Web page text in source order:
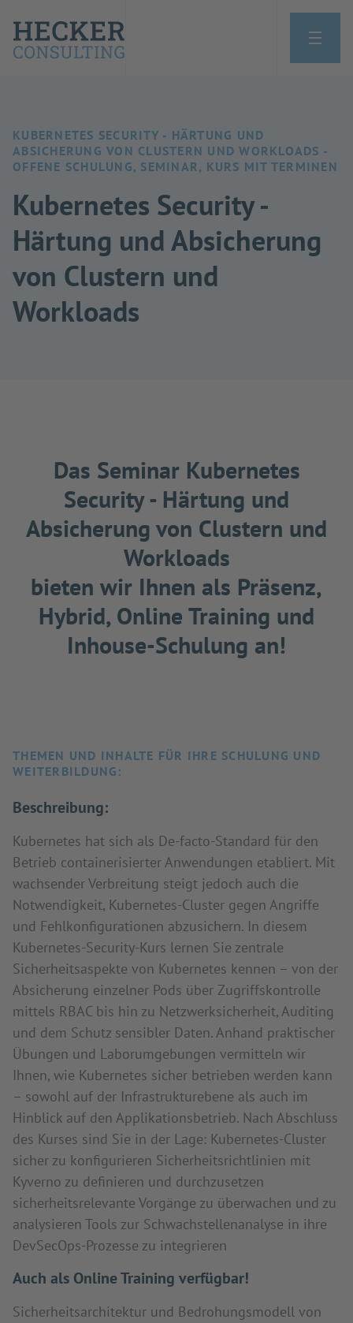
KUBERNETES SECURITY - HÄRTUNG UND
ABSICHERUNG VON CLUSTERN UND WORKLOADS -
OFFENE SCHULUNG, SEMINAR, KURS MIT TERMINEN
Kubernetes Security -
Härtung und Absicherung
von Clustern und
Workloads
Das Seminar Kubernetes
Security - Härtung und
Absicherung von Clustern und
Workloads
bieten wir Ihnen als Präsenz,
Hybrid, Online Training und
Inhouse-Schulung an!
THEMEN UND INHALTE FÜR IHRE SCHULUNG UND
WEITERBILDUNG:
Beschreibung:
Kubernetes hat sich als De-facto-Standard für den
Betrieb containerisierter Anwendungen etabliert. Mit
wachsender Verbreitung steigt jedoch auch die
Notwendigkeit, Kubernetes-Cluster gegen Angriffe
und Fehlkonfigurationen abzusichern. In diesem
Kubernetes-Security-Kurs lernen Sie zentrale
Sicherheitsaspekte von Kubernetes kennen – von der
Absicherung einzelner Pods über Zugriffskontrolle
mittels RBAC bis hin zu Netzwerksicherheit, Auditing
und dem Schutz sensibler Daten. Anhand praktischer
Übungen und Laborumgebungen vermitteln wir
Ihnen, wie Kubernetes sicher betrieben werden kann
– sowohl auf der Infrastrukturebene als auch im
Hinblick auf den Applikationsbetrieb. Nach Abschluss
des Kurses sind Sie in der Lage: Kubernetes-Cluster
sicher zu konfigurieren Sicherheitsrichtlinien mit
Kyverno zu definieren und durchzusetzen
sicherheitsrelevante Vorgänge zu überwachen und zu
analysieren Tools zur Schwachstellenanalyse in ihre
DevSecOps-Prozesse zu integrieren
Auch als Online Training verfügbar!
Sicherheitsarchitektur und Bedrohungsmodell von